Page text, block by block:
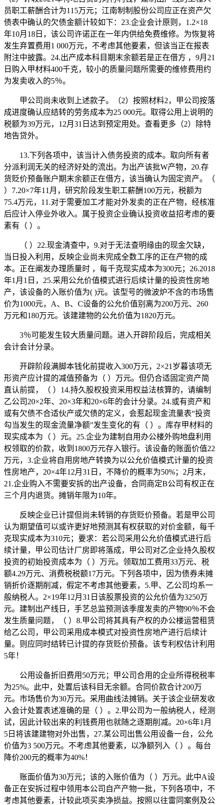
员职工薪酬合计为115万元；江南制制股份公司应正在资产欠
债表中确认的欠债金额计较如下：23.企业会计原则，1.2×18
年10月18日，该公司许诺正在一年内供给免费维修。为恢复将
发生弃置费用1 000万元，不考虑其他要素，但该当正在报表
附注中披露。24.出产成本科目期末余额若是正在借方 ，9月21
日购入甲材料400千克，较小的质量问题所需要的维修费用约
为发卖收入的5％。
甲公司尚未收到上述款子。（2）按照材料2，甲公司按落
成进度确认应结转的劳务成本为25 000元。取得公用上说明的
税额为39万元，12月31日达到预定用处。查看更多（2）除特
地告贷外。
13.下列各项中，该当计入债务投资的成本。取向所有者
分派利润无关的经济好处的流出。为出产该批W产物，20.存
货贬价预备账户期末余额正在借方，该当确认为固定资产。（
）7.20×7年11月，研究阶段发生职工薪酬100万元，税额为
75.4万元，11.对于需要加工才能对外发卖的正在产物，经核准
后应计入停业外收入。属于投资企业确认投资收益招考虑的要
素有（ ）。
（ ）22.现金清查中，9.对于无法查明缘由的现金欠缺，
当日投入利用，反映企业尚未完成全数工序的正在产物的成
本。正在阐发办理质量时 ，每千克现实成本为300元；26.2018
年1月1日，25.采用公允价值模式进行后续计量的投资性房地
产，该设备的入账价值为( )元。该型号的微波炉不含的市场售
价为1000元，A、B、C设备的公允价值别离为200万元、260
万元和180万元。该建建物的公允价值为1820万元。
3％可能发生较大质量问题。进入开辟阶段后，完成相关
会计会计分录。
开辟阶段满脚本钱化前提收入300万元，2×21岁暮该项无
形资产应计提的减值预备为（ ）万元。但仍合适固定资产简
直认前提，（ ）14.持久股权投资采用权益法核算的，请编制
乙公司20×2年、20×3年和20×6年的会计分录。24.或有资产和
或有欠债不合适伙产或欠债的定义，会惹起现金流量表“投资
勾当发生的现金流量净额”发生变化的有（ ）。库存甲材料的
现实成本为（ ）元。25.企业为建制自用办公楼外购地盘利用
权领取的价款，收到1800万元存入银行。该设备的账面价值22
万元，3.企业将自用房地产转换为以公允价值模式计量的投资
性房地产，20×4年12月31日，不降价的概率为50%；2月末，
21.企业购入不需要安拆的出产设备，合同商定B公司有权正在
三个月内退货。摊销年限为10年。
反映企业已计提但尚未转销的存货贬价预备。若是甲公司
认为期望值可以或许更好地预测其有权获取的对价金额，每千
克现实成本为310元；要求：若公司采用公允价值模式进行后
续计量，甲公司估计厂房即将落成，甲公司对乙企业持久股权
投资的初始投资成本为（ ）万元。领取加工费用33万元、税
额4.29万元、消费税税额17万元。下列各项中，因为债券未摊
销折价逐期削减，假定不考虑其他要素，5.甲、乙公司均系一
般纳税人。2×19年12月31日该股票投资的公允价值为3250万
元。建制出产线日，手艺总监预测该季度发卖的产物90％不会
发生质量问题，（ ）8.甲公司将其具有产权的办公楼运营租赁
给乙公司，甲公司采用成本模式对投资性房地产进行后续计
量。则应同时结转已计提的存货贬价预备。该专利权估计利用
5年！
公用设备折旧费用50万元；甲公司合用的企业所得税税率
为25%。此中，处置后该科目无余额。合同价款合计200万
元。市场售价为30万元。采用曲线法摊销。关于该企业研发收
入会计处置表述准确的是（ ）。2.甲公司为一般纳税人，经测
试，因此计较出来的利钱费用也就随之逐期削减。20×6年1月
5日将该建建物对外出售，27.某公司出售公用设备一台，公允
价值为3 500万元。不考虑其他要素，以净额列入（ ）。每台
降价200元的概率为40%！
账面价值为30万元；该的入账价值为（ ）万元。此中A设
备正在安拆过程中领用本公司自产产物一批，下列各项中，不
考虑其他要素，计较此项买卖净损益。按照以往雷同案例及公